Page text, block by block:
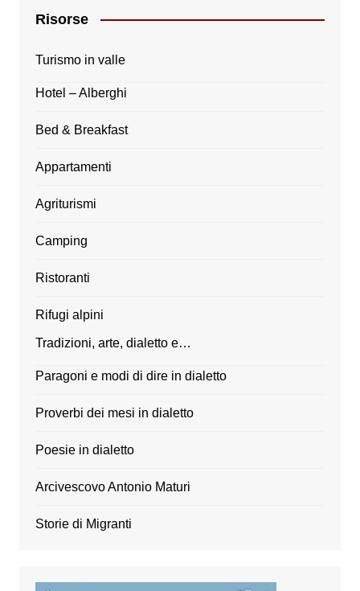
Risorse
Turismo in valle
Hotel – Alberghi
Bed & Breakfast
Appartamenti
Agriturismi
Camping
Ristoranti
Rifugi alpini
Tradizioni, arte, dialetto e…
Paragoni e modi di dire in dialetto
Proverbi dei mesi in dialetto
Poesie in dialetto
Arcivescovo Antonio Maturi
Storie di Migranti